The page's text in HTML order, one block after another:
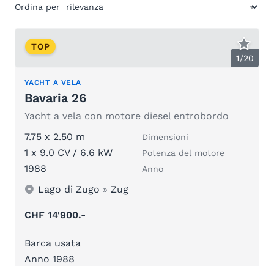
Ordina per
1/20
TOP
YACHT A VELA
Bavaria 26
Yacht a vela con motore diesel entrobordo
7.75 x 2.50 m
Dimensioni
1 x 9.0 CV / 6.6 kW Potenza del motore
1988 Anno
Lago di Zugo » Zug
CHF 14'900.-
Barca usata
Anno 1988